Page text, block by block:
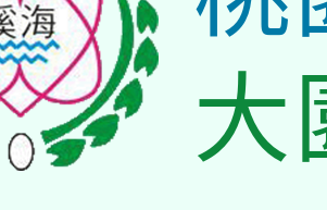
大